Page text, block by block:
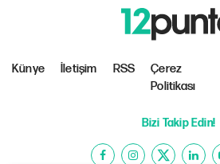
Künye İletişim RSS
Çerez
Politikası
Bizi Takip Edin!